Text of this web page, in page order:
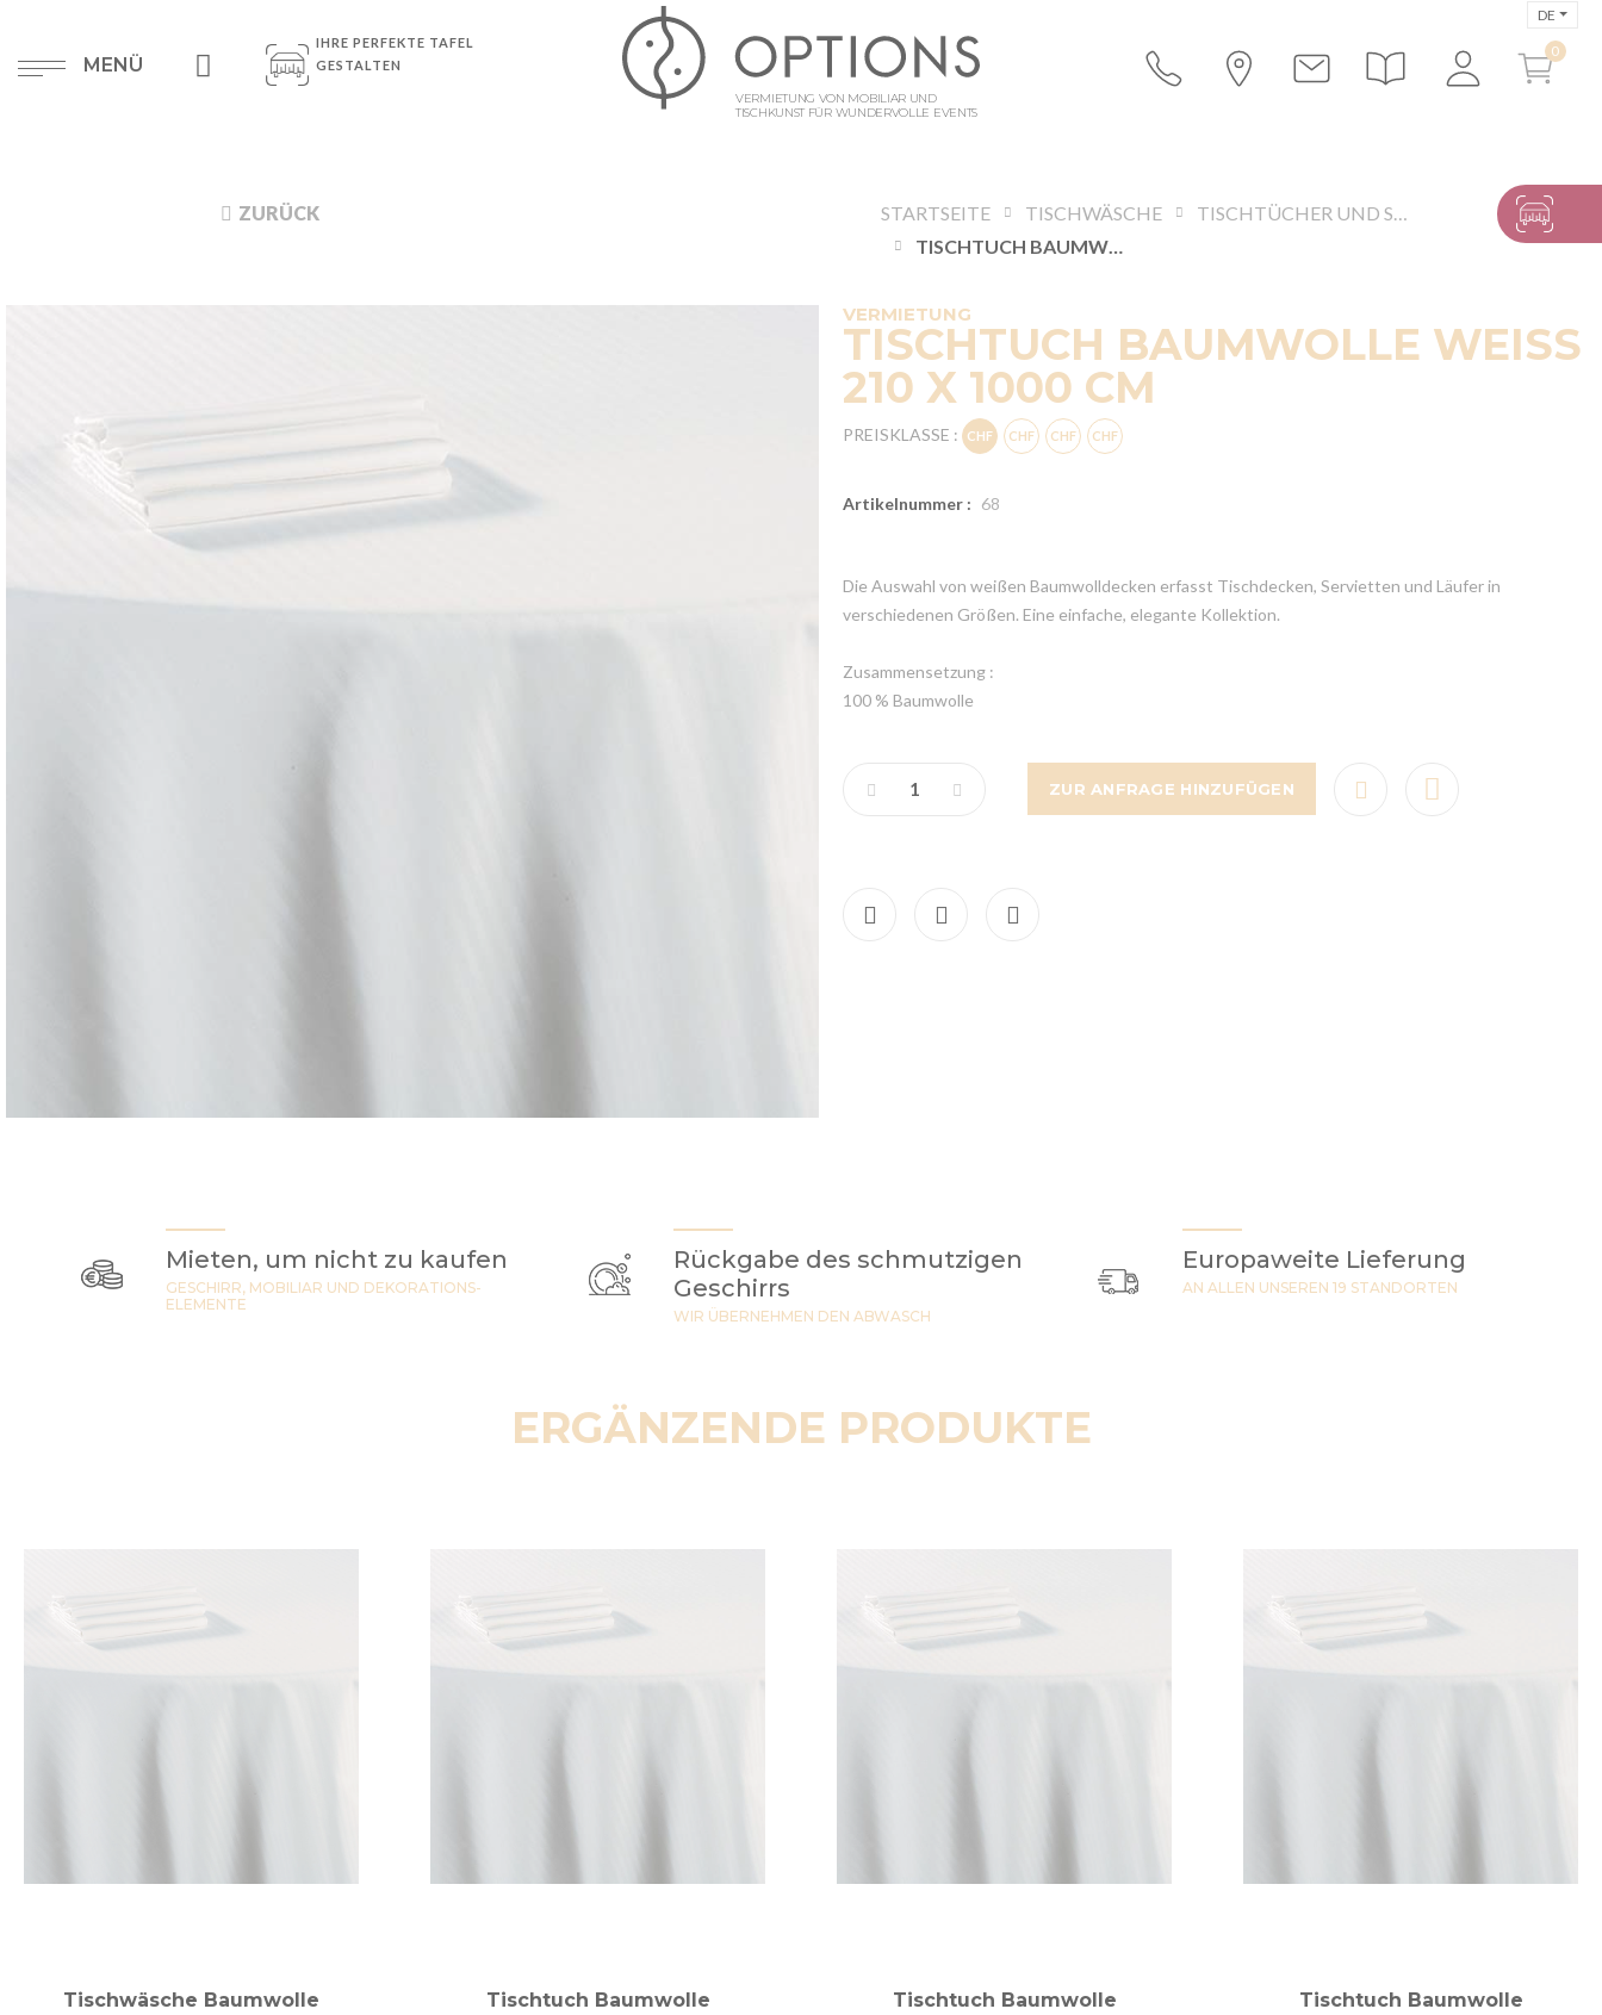
MENÜ
IHRE PERFEKTE TAFEL
GESTALTEN
VERMIETUNG VON MOBILIAR UND
TISCHKUNST FÜR WUNDERVOLLE EVENTS
DE
ZURÜCK STARTSEITE TISCHWÄSCHE
TISCHTÜCHER UND SERVIETTEN
TISCHTUCH BAUMWOLLE WEISS 210 X 1000 CM
VERMIETUNG
TISCHTUCH BAUMWOLLE WEISS
210 X 1000 CM
PREISKLASSE :
Artikelnummer : 68
Die Auswahl von weißen Baumwolldecken erfasst Tischdecken, Servietten und Läufer in
verschiedenen Größen. Eine einfache, elegante Kollektion.
Zusammensetzung :
100 % Baumwolle
ZUR ANFRAGE HINZUFÜGEN
Mieten, um nicht zu kaufen
GESCHIRR, MOBILIAR UND DEKORATIONS-
ELEMENTE
Rückgabe des schmutzigen
Geschirrs
WIR ÜBERNEHMEN DEN ABWASCH
Europaweite Lieferung
AN ALLEN UNSEREN 19 STANDORTEN
ERGÄNZENDE PRODUKTE
Tischwäsche Baumwolle
Tischtuch Baumwolle
Tischtuch Baumwolle
Tischtuch Baumwolle